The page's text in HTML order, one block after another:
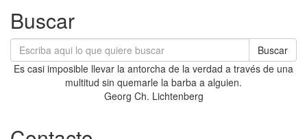
Buscar
Buscar
Es casi imposible llevar la antorcha de la verdad a través de una
multitud sin quemarle la barba a alguien.
Georg Ch. Lichtenberg